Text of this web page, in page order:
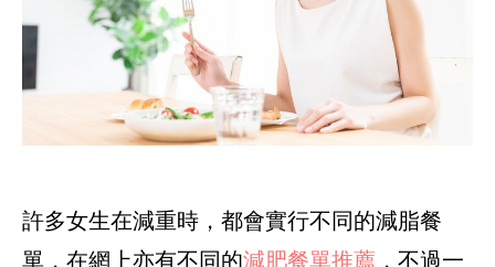
許多女生在減重時，都會實行不同的減脂餐
單，在網上亦有不同的減肥餐單推薦 ，不過一